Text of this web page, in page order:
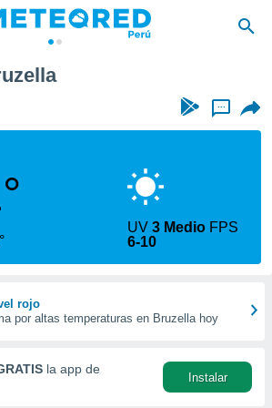
...
UV3 Medio FPS
6-10
rojo
por altas temperaturas en Bruzella hoy
la app de
Instalar